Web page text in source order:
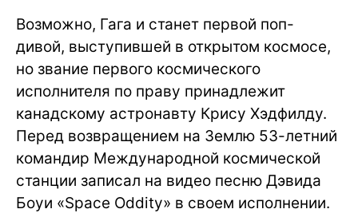
Возможно, Гага и станет первой поп-
дивой, выступившей в открытом космосе,
но звание первого космического
исполнителя по праву принадлежит
канадскому астронавту Крису Хэдфилду.
Перед возвращением на Землю 53-летний
командир Международной космической
станции записал на видео песню Дэвида
Боуи «Space Oddity» в своем исполнении.